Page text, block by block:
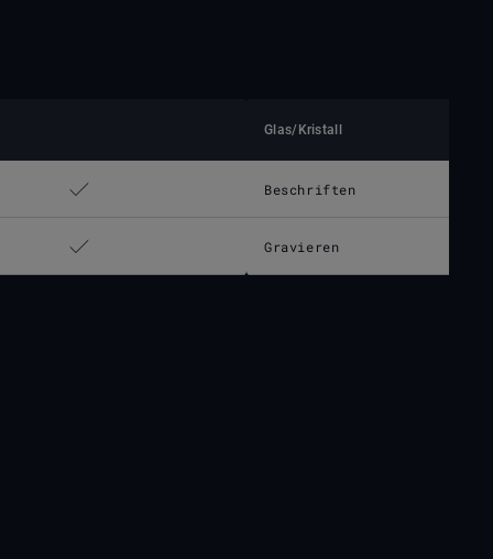
Glas/Kristall
Beschriften
Gravieren